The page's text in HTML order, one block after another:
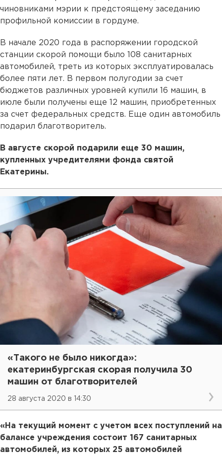
чиновниками мэрии к предстоящему заседанию
профильной комиссии в гордуме.
В начале 2020 года в распоряжении городской
станции скорой помощи было 108 санитарных
автомобилей, треть из которых эксплуатировалась
более пяти лет. В первом полугодии за счет
бюджетов различных уровней купили 16 машин, в
июле были получены еще 12 машин, приобретенных
за счет федеральных средств. Еще один автомобиль
подарил благотворитель.
В августе скорой подарили еще 30 машин,
купленных учредителями фонда святой
Екатерины.
«Такого не было никогда»:
екатеринбургская скорая получила 30
машин от благотворителей
28 августа 2020 в 14:30
«На текущий момент с учетом всех поступлений на
балансе учреждения состоит 167 санитарных
автомобилей, из которых 25 автомобилей